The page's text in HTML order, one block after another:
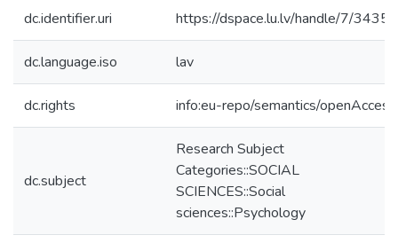
dc.identifier.uri https://dspace.lu.lv/handle/7/34354
dc.language.iso lav
dc.rights info:eu-repo/semantics/openAccess
dc.subject
Research Subject
Categories::SOCIAL
SCIENCES::Social
sciences::Psychology